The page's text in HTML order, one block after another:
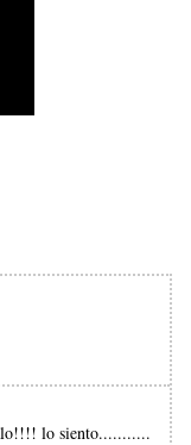
lo siento...........